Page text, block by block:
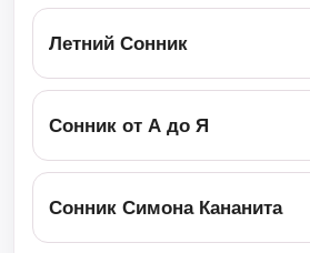
Летний Сонник
Сонник от А до Я
Сонник Симона Кананита